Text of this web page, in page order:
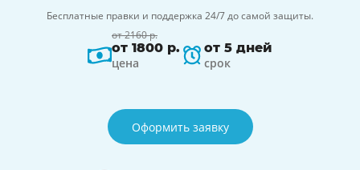
Бесплатные правки и поддержка 24/7 до самой защиты.
от 2160 р.
от 1800 р.
цена
от 5 дней
срок
Оформить заявку